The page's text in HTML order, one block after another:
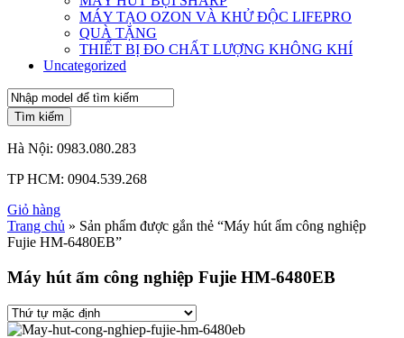
MÁY TẠO OZON VÀ KHỬ ĐỘC LIFEPRO
QUÀ TẶNG
THIẾT BỊ ĐO CHẤT LƯỢNG KHÔNG KHÍ
Uncategorized
Tìm kiếm
Hà Nội: 0983.080.283
TP HCM: 0904.539.268
Giỏ hàng
Trang chủ » Sản phẩm được gắn thẻ “Máy hút ẩm công nghiệp
Fujie HM-6480EB”
Máy hút ẩm công nghiệp Fujie HM-6480EB